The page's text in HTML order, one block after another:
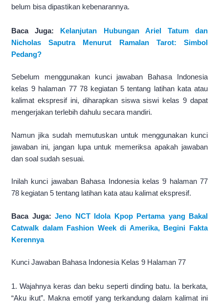
belum bisa dipastikan kebenarannya.
Baca Juga: Kelanjutan Hubungan Ariel Tatum dan
Nicholas Saputra Menurut Ramalan Tarot: Simbol
Pedang?
Sebelum menggunakan kunci jawaban Bahasa Indonesia
kelas 9 halaman 77 78 kegiatan 5 tentang latihan kata atau
kalimat ekspresif ini, diharapkan siswa siswi kelas 9 dapat
mengerjakan terlebih dahulu secara mandiri.
Namun jika sudah memutuskan untuk menggunakan kunci
jawaban ini, jangan lupa untuk memeriksa apakah jawaban
dan soal sudah sesuai.
Inilah kunci jawaban Bahasa Indonesia kelas 9 halaman 77
78 kegiatan 5 tentang latihan kata atau kalimat ekspresif.
Baca Juga: Jeno NCT Idola Kpop Pertama yang Bakal
Catwalk dalam Fashion Week di Amerika, Begini Fakta
Kerennya
Kunci Jawaban Bahasa Indonesia Kelas 9 Halaman 77
1. Wajahnya keras dan beku seperti dinding batu. Ia berkata,
“Aku ikut”. Makna emotif yang terkandung dalam kalimat ini